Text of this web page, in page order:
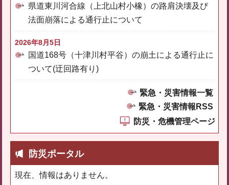
県道東川河合線（上北山村小橡）の路肩決壊及び
法面崩落による通行止について
2026年8月5日
国道168号（十津川村平谷）の崩土による通行止に
ついて(迂回路有り)
緊急・災害情報一覧
緊急・災害情報RSS
防災・危機管理ページ
防災ポータル
現在、情報はありません。